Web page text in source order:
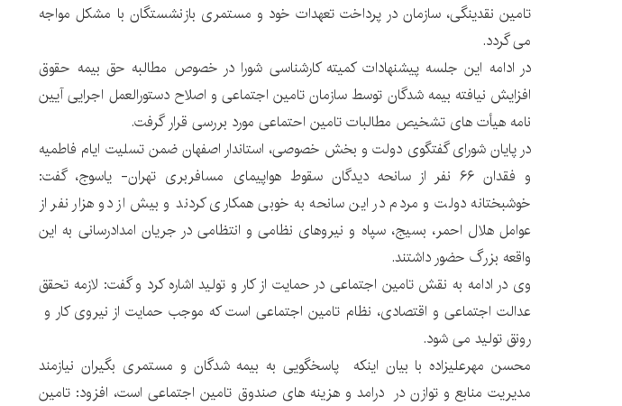
تامین نقدینگی، سازمان در پرداخت تعهدات خود و مستمری بازنشستگان با مشکل مواجه
می گردد.
در ادامه این جلسه پیشنهادات کمیته کارشناسی شورا در خصوص مطالبه حق بیمه حقوق
افزایش نیافته بیمه شدگان توسط سازمان تامین اجتماعی و اصلاح دستورالعمل اجرایی آیین
نامه هیأت های تشخیص مطالبات تامین احتماعی مورد بررسی قرار گرفت.
در پایان شورای گفتگوی دولت و بخش خصوصی، استاندار اصفهان ضمن تسلیت ایام فاطمیه
و فقدان ۶۶ نفر از سانحه دیدگان سقوط هواپیمای مسافربری تهران- یاسوج، گفت:
خوشبختانه دولت و مردم در این سانحه به خوبی همکاری کردند و بیش از دو هزار نفر از
عوامل هلال احمر، بسیج، سپاه و نیروهای نظامی و انتظامی در جریان امدادرسانی به این
واقعه بزرگ حضور داشتند.
وی در ادامه به نقش تامین اجتماعی در حمایت از کار و تولید اشاره کرد و گفت: لازمه تحقق
عدالت اجتماعی و اقتصادی، نظام تامین اجتماعی است که موجب حمایت از نیروی کار و
رونق تولید می شود.
محسن مهرعلیزاده با بیان اینکه پاسخگویی به بیمه شدگان و مستمری بگیران نیازمند
مدیریت منابع و توازن در درامد و هزینه های صندوق تامین اجتماعی است، افزود: تامین